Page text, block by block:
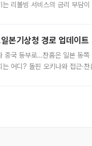
리볼빙 서비스의 금리 부담
본기상청 경로 업데이트
중국 동부로…찬홈은 일본 동
어디? 돌핀 오키나와 접근·